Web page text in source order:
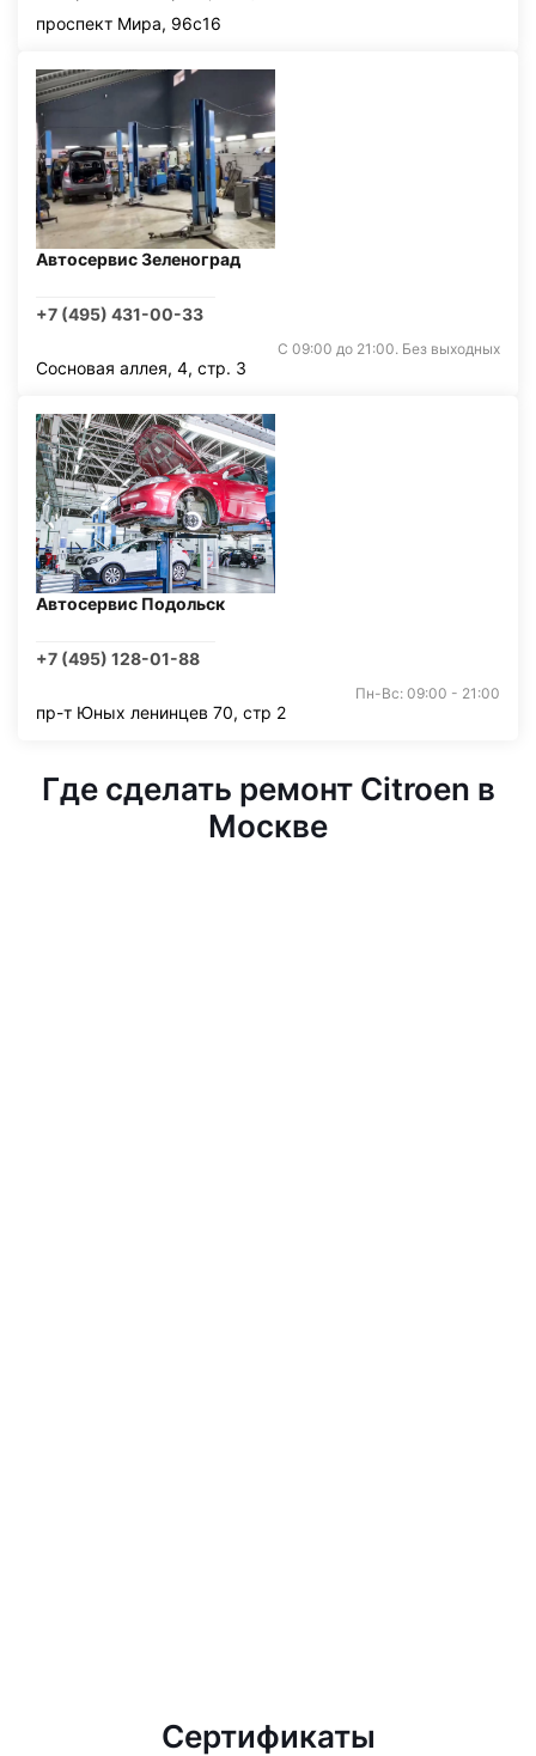
проспект Мира, 96с16
Автосервис Зеленоград
+7 (495) 431-00-33
С 09:00 до 21:00. Без выходных
Сосновая аллея, 4, стр. 3
Автосервис Подольск
+7 (495) 128-01-88
Пн-Вс: 09:00 - 21:00
пр-т Юных ленинцев 70, стр 2
Где сделать ремонт Citroen в
Москве
Сертификаты